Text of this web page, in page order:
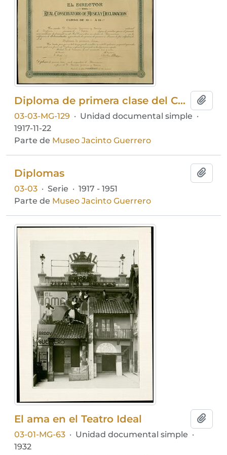
Diploma de primera clase del Conservatorio de Música y Declamación, acreditando la finalización de los estudios de Harmonía de Jacinto Guerrero
03-03-MG-129 · Unidad documental simple ·
1917-11-22
Parte de Museo Jacinto Guerrero
Diplomas
03-03 · Serie · 1917 - 1951
Parte de Museo Jacinto Guerrero
El ama en el Teatro Ideal
03-01-MG-63 · Unidad documental simple ·
1932